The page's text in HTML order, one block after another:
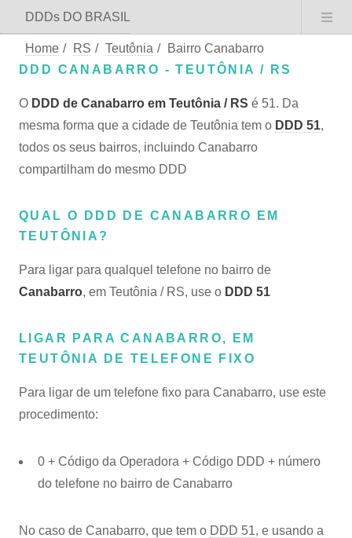
DDDs DO BRASIL
Home / RS / Teutônia /
Bairro Canabarro
DDD CANABARRO - TEUTÔNIA / RS
O DDD de Canabarro em Teutônia / RS é 51. Da
mesma forma que a cidade de Teutônia tem o DDD 51,
todos os seus bairros, incluindo Canabarro
compartilham do mesmo DDD
QUAL O DDD DE CANABARRO EM
TEUTÔNIA?
Para ligar para qualquel telefone no bairro de
Canabarro, em Teutônia / RS, use o DDD 51
LIGAR PARA CANABARRO, EM
TEUTÔNIA DE TELEFONE FIXO
Para ligar de um telefone fixo para Canabarro, use este
procedimento:
0 + Código da Operadora + Código DDD + número
do telefone no bairro de Canabarro
No caso de Canabarro, que tem o DDD 51, e usando a